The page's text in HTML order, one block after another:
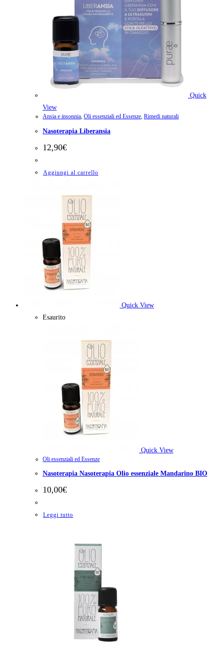
Quick
View
Ansia e insonnia, Oli essenziali ed Essenze, Rimedi naturali
Nasoterapia Liberansia
12,90€
Aggiungi al carrello
Quick View
Esaurito
Quick View
Oli essenziali ed Essenze
Nasoterapia Nasoterapia Olio essenziale Mandarino BIO
10,00€
Leggi tutto